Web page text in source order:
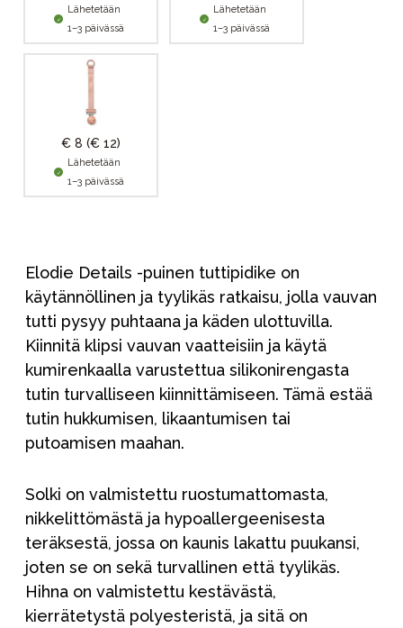
Lähetetään
1–3 päivässä
Lähetetään
1–3 päivässä
€ 8 (€ 12)
Lähetetään
1–3 päivässä
Elodie Details -puinen tuttipidike on
käytännöllinen ja tyylikäs ratkaisu, jolla vauvan
tutti pysyy puhtaana ja käden ulottuvilla.
Kiinnitä klipsi vauvan vaatteisiin ja käytä
kumirenkaalla varustettua silikonirengasta
tutin turvalliseen kiinnittämiseen. Tämä estää
tutin hukkumisen, likaantumisen tai
putoamisen maahan.
Solki on valmistettu ruostumattomasta,
nikkelittömästä ja hypoallergeenisesta
teräksestä, jossa on kaunis lakattu puukansi,
joten se on sekä turvallinen että tyylikäs.
Hihna on valmistettu kestävästä,
kierrätetystä polyesteristä, ja sitä on